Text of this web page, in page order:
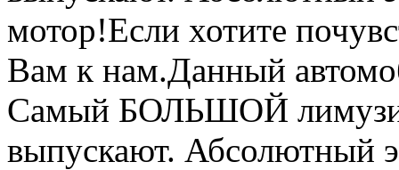
мотор!Если хотите
Вам к нам.Данный
Самый БОЛЬШОЙ
выпускают. Абсолютный